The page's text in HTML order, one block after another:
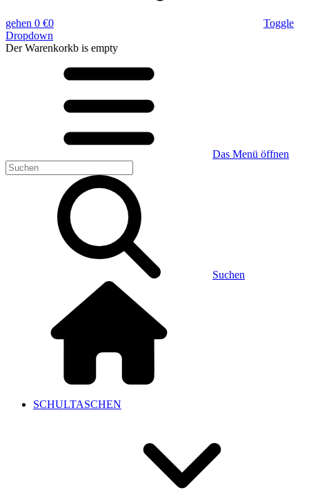
gehen 0 €0
Toggle
Dropdown
Der Warenkorkb is empty
Das Menü öffnen
Suchen
SCHULTASCHEN